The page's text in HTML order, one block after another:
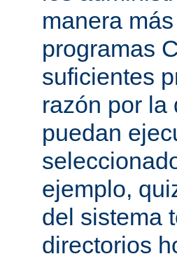
manera
programas
suficientes
razón por la
puedan
ejemplo,
del sistema
directorios